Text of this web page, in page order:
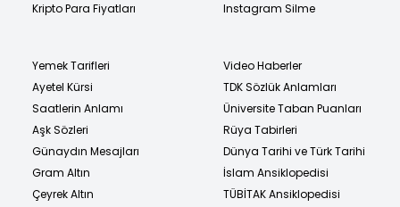
Kripto Para Fiyatları
Instagram Silme
Yemek Tarifleri
Ayetel Kürsi
Saatlerin Anlamı
Aşk Sözleri
Günaydın Mesajları
Gram Altın
Çeyrek Altın
Video Haberler
TDK Sözlük Anlamları
Üniversite Taban Puanları
Rüya Tabirleri
Dünya Tarihi ve Türk Tarihi
İslam Ansiklopedisi
TÜBİTAK Ansiklopedisi